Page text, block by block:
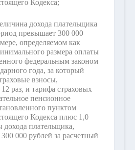
Кодекса;
дохода плательщика
превышает 300 000
определяемом как
размера оплаты
федеральным законом
года, за который
взносы,
раз, и тарифа страховых
пенсионное
пунктом
Кодекса плюс 1,0
плательщика,
000 рублей за расчетный